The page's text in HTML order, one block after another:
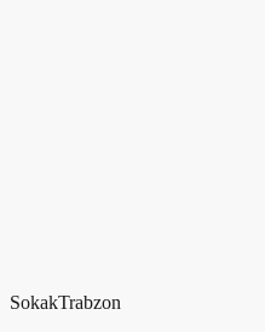
SokakTrabzon